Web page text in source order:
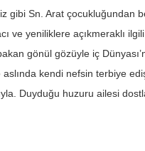
gibi Sn. Arat çocukluğundan
ve yeniliklere açıkmeraklı
gönül gözüyle iç
kendi nefsin terbiye
Duyduğu huzuru ailesi